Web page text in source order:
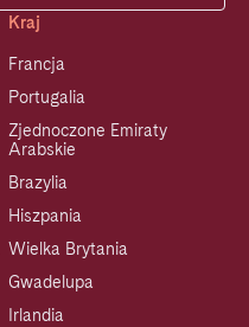
Kraj
Francja
Portugalia
Zjednoczone Emiraty
Arabskie
Brazylia
Hiszpania
Wielka Brytania
Gwadelupa
Irlandia